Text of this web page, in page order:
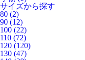
サイズから探す
80 (2)
90 (12)
100 (22)
110 (72)
120 (120)
130 (47)